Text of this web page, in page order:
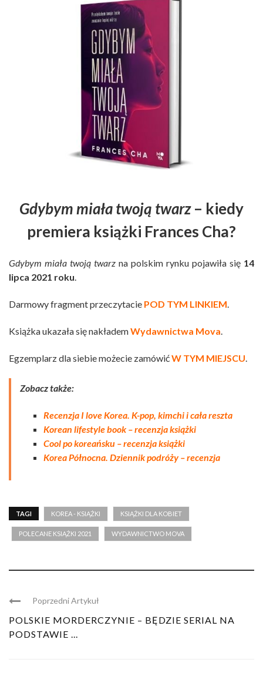
Gdybym miała twoją twarz– kiedy
premiera książki Frances Cha?
Gdybym miała twoją twarz na polskim rynku pojawiła się 14
lipca 2021 roku.
Darmowy fragment przeczytacie POD TYM LINKIEM.
Książka ukazała się nakłademWydawnictwa Mova.
Egzemplarz dla siebie możecie zamówićW TYM MIEJSCU.
Zobacz także:
Recenzja I love Korea. K-pop, kimchi i cała reszta
Korean lifestyle book – recenzja książki
Cool po koreańsku – recenzja książki
Korea Północna. Dziennik podróży – recenzja
TAGI KOREA - KSIĄŻKI KSIĄŻKI DLA KOBIET
POLECANE KSIĄŻKI 2021 WYDAWNICTWO MOVA
Poprzedni Artykuł
POLSKIE MORDERCZYNIE – BĘDZIE SERIAL NA
PODSTAWIE ...